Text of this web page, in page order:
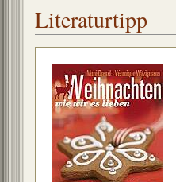
Literaturtipp